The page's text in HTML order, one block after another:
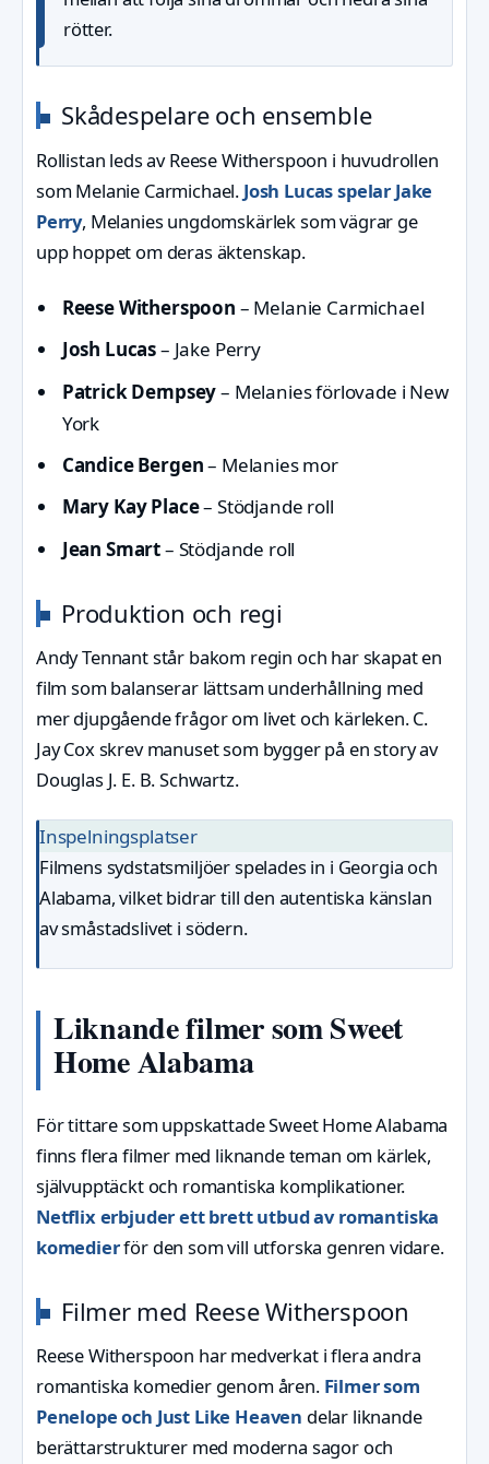
rötter.
Skådespelare och ensemble
Rollistan leds av Reese Witherspoon i huvudrollen
som Melanie Carmichael. Josh Lucas spelar Jake
Perry, Melanies ungdomskärlek som vägrar ge
upp hoppet om deras äktenskap.
Reese Witherspoon – Melanie Carmichael
Josh Lucas– Jake Perry
Patrick Dempsey– Melanies förlovade i New
York
Candice Bergen– Melanies mor
Mary Kay Place– Stödjande roll
Jean Smart– Stödjande roll
Produktion och regi
Andy Tennant står bakom regin och har skapat en
film som balanserar lättsam underhållning med
mer djupgående frågor om livet och kärleken. C.
Jay Cox skrev manuset som bygger på en story av
Douglas J. E. B. Schwartz.
Inspelningsplatser
Filmens sydstatsmiljöer spelades in i Georgia och
Alabama, vilket bidrar till den autentiska känslan
av småstadslivet i södern.
Liknande filmer som Sweet
Home Alabama
För tittare som uppskattade Sweet Home Alabama
finns flera filmer med liknande teman om kärlek,
självupptäckt och romantiska komplikationer.
Netflix erbjuder ett brett utbud av romantiska
komedierför den som vill utforska genren vidare.
Filmer med Reese Witherspoon
Reese Witherspoon har medverkat i flera andra
romantiska komedier genom åren. Filmer som
Penelope och Just Like Heaven delar liknande
berättarstrukturer med moderna sagor och